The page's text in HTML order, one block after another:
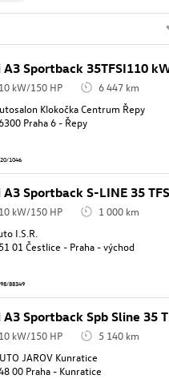
A3 Sportback 35TFSI110
kW/150 HP 6 447 km
Klokočka Centrum Řepy
Praha 6 - Řepy
1046
A3 Sportback S-LINE 35
kW/150 HP 1 000 km
I.S.R.
01 Čestlice - Praha - východ
88349
A3 Sportback Spb Sline 35
kW/150 HP 5 140 km
JAROV Kunratice
00 Praha - Kunratice